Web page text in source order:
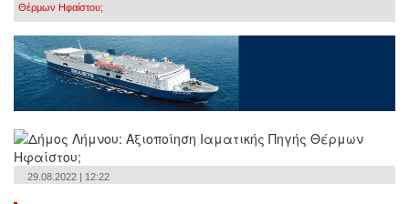
Θέρμων Ηφαίστου;
29.08.2022 | 12:22